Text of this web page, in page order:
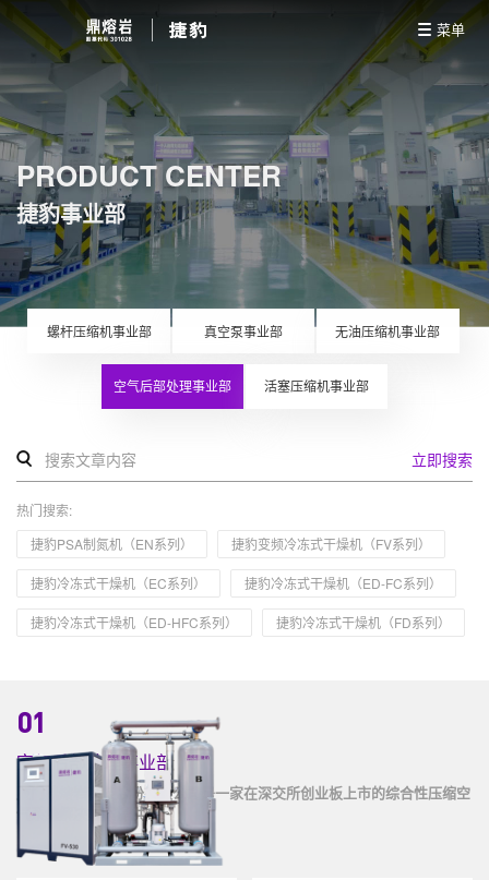
菜单
PRODUCT CENTER
捷豹事业部
螺杆压缩机事业部 真空泵事业部 无油压缩机事业部
空气后部处理事业部 活塞压缩机事业部
立即搜索
热门搜索:
捷豹PSA制氮机（EN系列）
捷豹变频冷冻式干燥机（FV系列）
捷豹冷冻式干燥机（EC系列） 捷豹冷冻式干燥机（ED-FC系列）
捷豹冷冻式干燥机（ED-HFC系列） 捷豹冷冻式干燥机（FD系列）
01
空气后部处理事业部
厦门鼎熔岩科技股份有限公司是一家在深交所创业板上市的综合性压缩空
气系统解决方案提供商